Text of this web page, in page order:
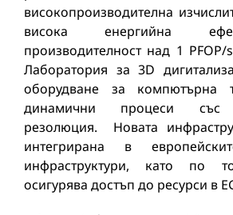
високопроизводителна
висока енергийна
производителност над 1
Лаборатория за 3D
оборудване за компютърна
динамични процеси със
резолюция. Новата
интегрирана в
инфраструктури, като по
осигурява достъп до ресурси в